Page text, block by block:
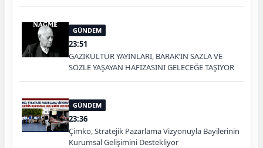
GÜNDEM
23:51
GAZİKÜLTÜR YAYINLARI, BARAK’IN SAZLA VE
SÖZLE YAŞAYAN HAFIZASINI GELECEĞE TAŞIYOR
GÜNDEM
23:36
Çimko, Stratejik Pazarlama Vizyonuyla Bayilerinin
Kurumsal Gelişimini Destekliyor